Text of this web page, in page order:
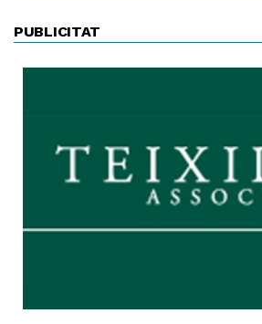
PUBLICITAT